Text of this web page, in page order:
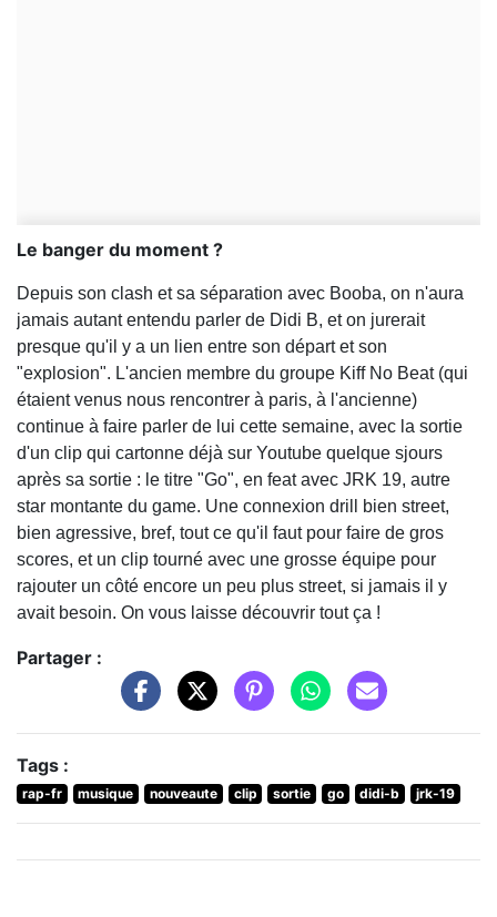
Le banger du moment ?
Depuis son clash et sa séparation avec Booba, on n'aura
jamais autant entendu parler de Didi B, et on jurerait
presque qu'il y a un lien entre son départ et son
"explosion". L'ancien membre du groupe Kiff No Beat (qui
étaient venus nous rencontrer à paris, à l'ancienne)
continue à faire parler de lui cette semaine, avec la sortie
d'un clip qui cartonne déjà sur Youtube quelque sjours
après sa sortie : le titre "Go", en feat avec JRK 19, autre
star montante du game. Une connexion drill bien street,
bien agressive, bref, tout ce qu'il faut pour faire de gros
scores, et un clip tourné avec une grosse équipe pour
rajouter un côté encore un peu plus street, si jamais il y
avait besoin. On vous laisse découvrir tout ça !
Partager :
Tags :
rap-fr musique nouveaute clip sortie go didi-b jrk-19